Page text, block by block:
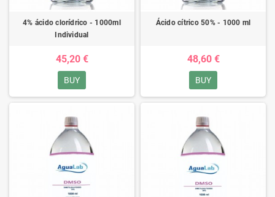
4% ácido clorídrico - 1000ml
Individual
45,20 €
BUY
Ácido cítrico 50% - 1000 ml
48,60 €
BUY